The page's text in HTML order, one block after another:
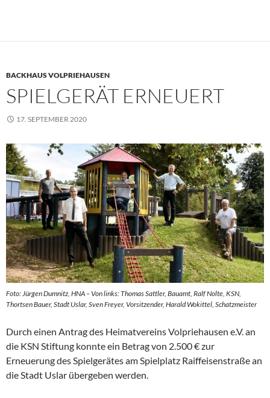
BACKHAUS VOLPRIEHAUSEN
SPIELGERÄT ERNEUERT
17. SEPTEMBER 2020
Foto: Jürgen Dumnitz, HNA – Von links: Thomas Sattler, Bauamt, Ralf Nolte, KSN,
Thortsen Bauer, Stadt Uslar, Sven Freyer, Vorsitzender, Harald Wokittel, Schatzmeister
Durch einen Antrag des Heimatvereins Volpriehausen e.V. an
die KSN Stiftung konnte ein Betrag von 2.500 € zur
Erneuerung des Spielgerätes am Spielplatz Raiffeisenstraße an
die Stadt Uslar übergeben werden.